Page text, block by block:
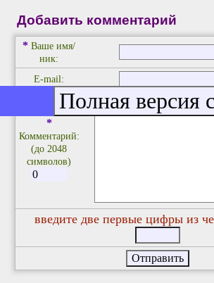
Добавить комментарий
* Ваше имя/
ник:
E-mail:
*
Комментарий:
(до 2048
символов)
введите две первые цифры из